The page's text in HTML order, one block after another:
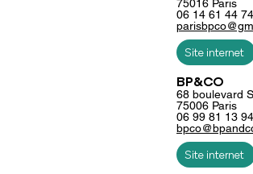
75016 Paris
06 14 61 44 74
Site internet
BP&CO
68 boulevard
75006 Paris
06 99 81 13 94
Site internet